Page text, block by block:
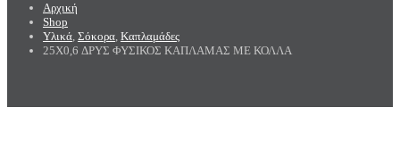
Αρχική
Shop
Υλικά, Σόκορα, Καπλαμάδες
25X0,6 ΔΡΥΣ ΦΥΣΙΚΟΣ ΚΑΠΛΑΜΑΣ ΜΕ ΚΟΛΛΑ